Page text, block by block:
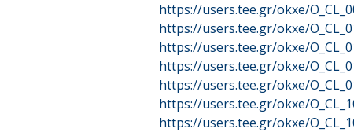
https://users.tee.gr/okxe/
https://users.tee.gr/okxe/
https://users.tee.gr/okxe/
https://users.tee.gr/okxe/
https://users.tee.gr/okxe/
https://users.tee.gr/okxe/
https://users.tee.gr/okxe/